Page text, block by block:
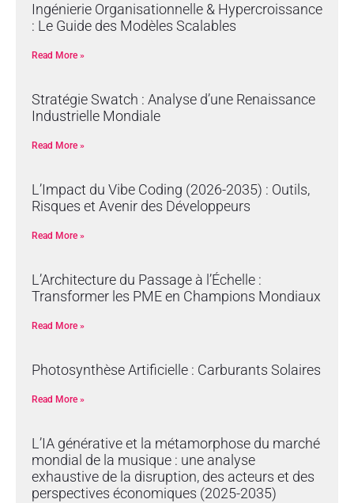
Ingénierie Organisationnelle & Hypercroissance
: Le Guide des Modèles Scalables
Read More »
Stratégie Swatch : Analyse d’une Renaissance
Industrielle Mondiale
Read More »
L’Impact du Vibe Coding (2026-2035) : Outils,
Risques et Avenir des Développeurs
Read More »
L’Architecture du Passage à l’Échelle :
Transformer les PME en Champions Mondiaux
Read More »
Photosynthèse Artificielle : Carburants Solaires
Read More »
L’IA générative et la métamorphose du marché
mondial de la musique : une analyse
exhaustive de la disruption, des acteurs et des
perspectives économiques (2025-2035)